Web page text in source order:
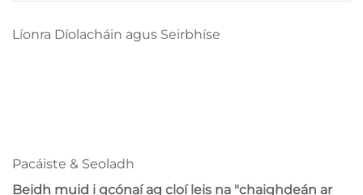
Líonra Díolacháin agus Seirbhíse
Pacáiste & Seoladh
Beidh muid i gcónaí ag cloí leis na "chaighdeán ar